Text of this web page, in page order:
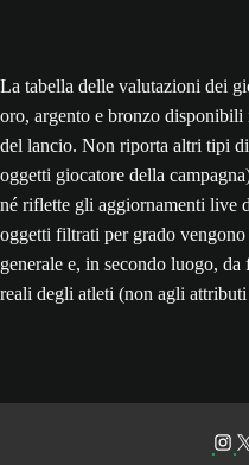
La tabella delle valutazioni dei
oro, argento e bronzo
del lancio. Non riporta altri tipi
oggetti giocatore della
né riflette gli aggiornamenti live
oggetti filtrati per grado
generale e, in secondo luogo,
reali degli atleti (non agli